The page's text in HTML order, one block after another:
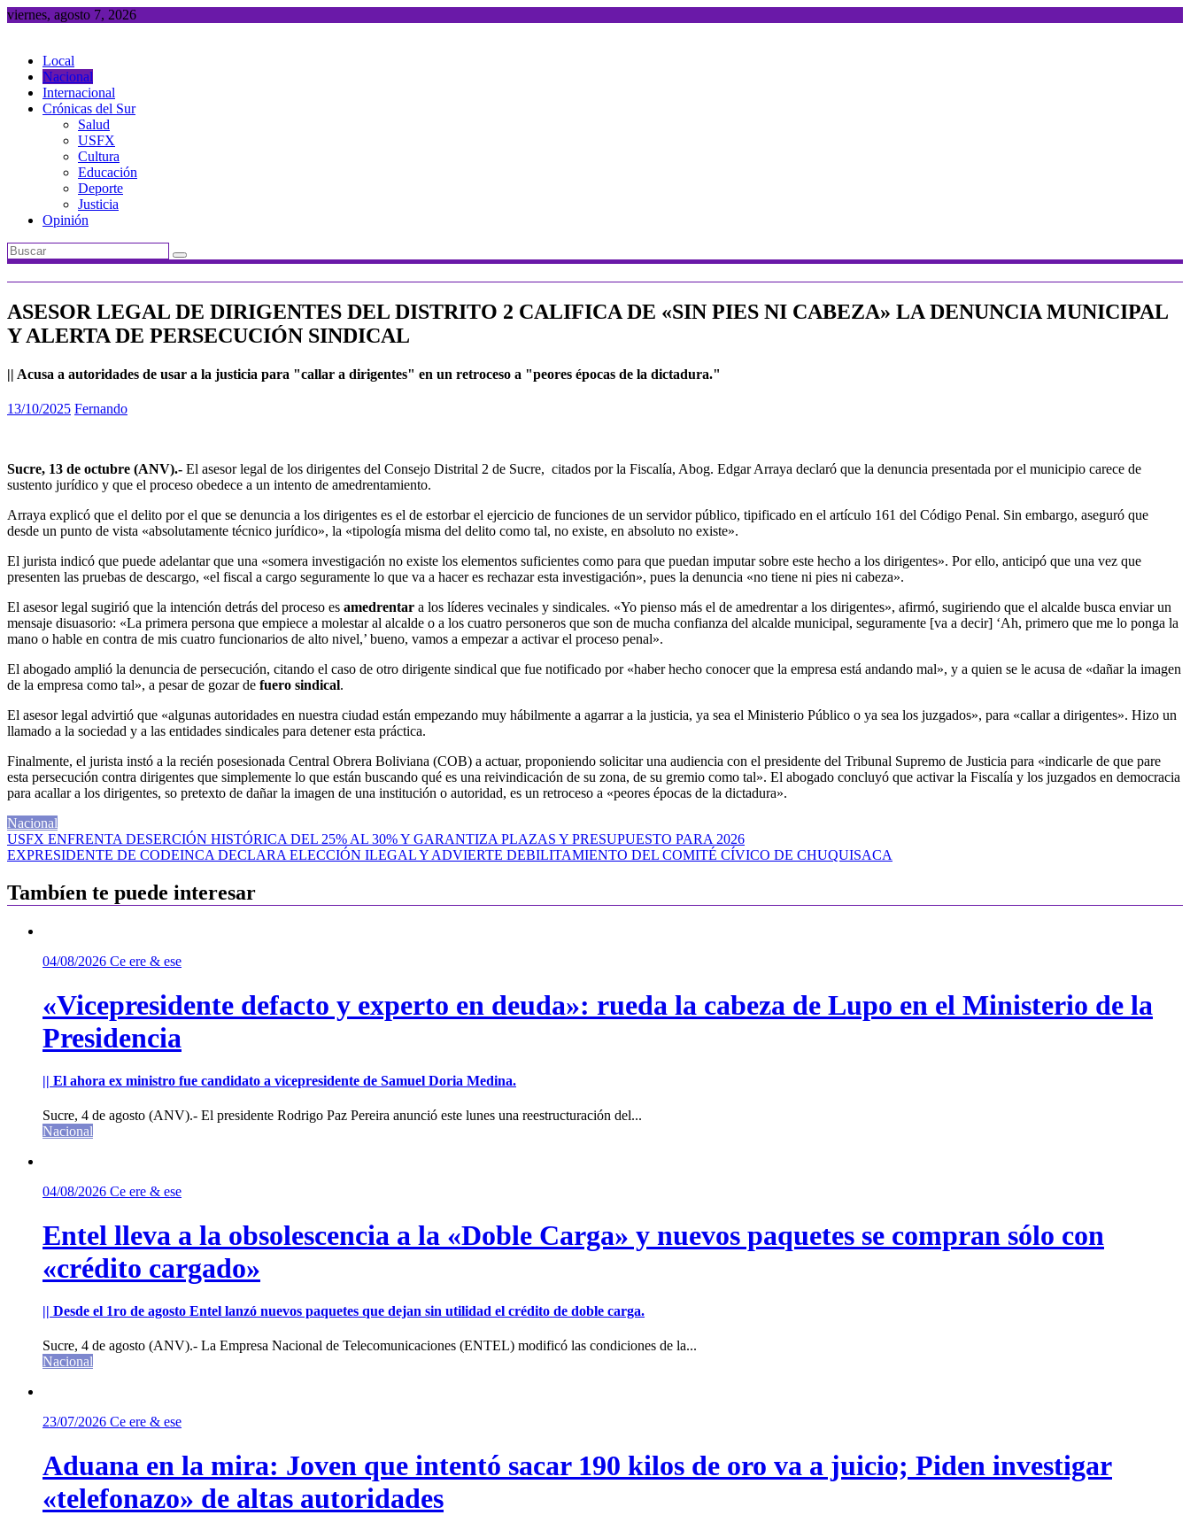
Saltar
viernes, agosto 7, 2026
Local
Nacional
Internacional
Crónicas del Sur
Salud
USFX
Cultura
Educación
Deporte
Justicia
Opinión
ASESOR LEGAL DE DIRIGENTES DEL DISTRITO 2 CALIFICA DE «SIN PIES NI CABEZA» LA DENUNCIA MUNICIPAL
Y ALERTA DE PERSECUCIÓN SINDICAL
|| Acusa a autoridades de usar a la justicia para "callar a dirigentes" en un retroceso a "peores épocas de la dictadura."
13/10/2025 Fernando
Sucre, 13 de octubre (ANV).- El asesor legal de los dirigentes del Consejo Distrital 2 de Sucre, citados por la Fiscalía, Abog. Edgar Arraya declaró que la denuncia presentada por el municipio carece de
sustento jurídico y que el proceso obedece a un intento de amedrentamiento.
Arraya explicó que el delito por el que se denuncia a los dirigentes es el de estorbar el ejercicio de funciones de un servidor público, tipificado en el artículo 161 del Código Penal. Sin embargo, aseguró que
desde un punto de vista «absolutamente técnico jurídico», la «tipología misma del delito como tal, no existe, en absoluto no existe».
El jurista indicó que puede adelantar que una «somera investigación no existe los elementos suficientes como para que puedan imputar sobre este hecho a los dirigentes». Por ello, anticipó que una vez que
presenten las pruebas de descargo, «el fiscal a cargo seguramente lo que va a hacer es rechazar esta investigación», pues la denuncia «no tiene ni pies ni cabeza».
El asesor legal sugirió que la intención detrás del proceso es amedrentar a los líderes vecinales y sindicales. «Yo pienso más el de amedrentar a los dirigentes», afirmó, sugiriendo que el alcalde busca enviar un
mensaje disuasorio: «La primera persona que empiece a molestar al alcalde o a los cuatro personeros que son de mucha confianza del alcalde municipal, seguramente [va a decir] ‘Ah, primero que me lo ponga la
mano o hable en contra de mis cuatro funcionarios de alto nivel,’ bueno, vamos a empezar a activar el proceso penal».
El abogado amplió la denuncia de persecución, citando el caso de otro dirigente sindical que fue notificado por «haber hecho conocer que la empresa está andando mal», y a quien se le acusa de «dañar la imagen
de la empresa como tal», a pesar de gozar de fuero sindical.
El asesor legal advirtió que «algunas autoridades en nuestra ciudad están empezando muy hábilmente a agarrar a la justicia, ya sea el Ministerio Público o ya sea los juzgados», para «callar a dirigentes». Hizo un
llamado a la sociedad y a las entidades sindicales para detener esta práctica.
Finalmente, el jurista instó a la recién posesionada Central Obrera Boliviana (COB) a actuar, proponiendo solicitar una audiencia con el presidente del Tribunal Supremo de Justicia para «indicarle de que pare
esta persecución contra dirigentes que simplemente lo que están buscando qué es una reivindicación de su zona, de su gremio como tal». El abogado concluyó que activar la Fiscalía y los juzgados en democracia
para acallar a los dirigentes, so pretexto de dañar la imagen de una institución o autoridad, es un retroceso a «peores épocas de la dictadura».
Nacional
Navegación
de
entradas
USFX ENFRENTA DESERCIÓN HISTÓRICA DEL 25% AL 30% Y GARANTIZA PLAZAS Y PRESUPUESTO PARA 2026
EXPRESIDENTE DE CODEINCA DECLARA ELECCIÓN ILEGAL Y ADVIERTE DEBILITAMIENTO DEL COMITÉ CÍVICO DE CHUQUISACA
Tambíen te puede interesar
04/08/2026 Ce ere & ese
«Vicepresidente defacto y experto en deuda»: rueda la cabeza de Lupo en el Ministerio de la
Presidencia
|| El ahora ex ministro fue candidato a vicepresidente de Samuel Doria Medina.
Sucre, 4 de agosto (ANV).- El presidente Rodrigo Paz Pereira anunció este lunes una reestructuración del...
Nacional
04/08/2026 Ce ere & ese
Entel lleva a la obsolescencia a la «Doble Carga» y nuevos paquetes se compran sólo con
«crédito cargado»
|| Desde el 1ro de agosto Entel lanzó nuevos paquetes que dejan sin utilidad el crédito de doble carga.
Sucre, 4 de agosto (ANV).- La Empresa Nacional de Telecomunicaciones (ENTEL) modificó las condiciones de la...
Nacional
23/07/2026 Ce ere & ese
Aduana en la mira: Joven que intentó sacar 190 kilos de oro va a juicio; Piden investigar
«telefonazo» de altas autoridades